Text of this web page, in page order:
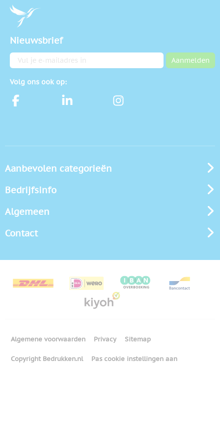
Nieuwsbrief
E-mailadres Aanmelden
Volg ons ook op:
Aanbevolen categorieën
Bedrijfsinfo
Algemeen
Contact
Algemene voorwaarden Privacy Sitemap
Copyright Bedrukken.nl Pas cookie instellingen aan